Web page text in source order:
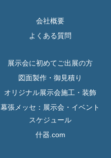
会社概要
よくある質問
展示会に初めてご出展の方
図面製作・御見積り
オリジナル展示会施工・装飾
幕張メッセ：展示会・イベント
スケジュール
什器.com